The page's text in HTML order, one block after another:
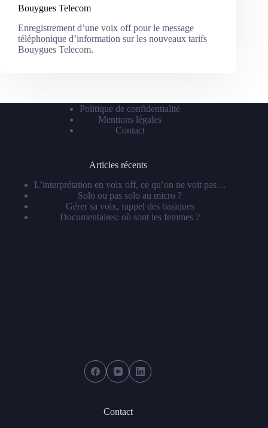
Bouygues Telecom
Enregistrement d’une voix off pour le message
téléphonique d’information sur les nouveaux tarifs
Bouygues Telecom.
Politique de confidentialité
Mentions légales
Contact
Articles récents
L’interprétation en voix off, ce qu’on ne voit pas…
Solo ou pas solo au micro ?
Gérer sa voix, rappel des basiques
Documentaires: où sont les femmes ?
Contact